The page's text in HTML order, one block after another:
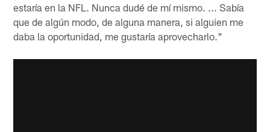
estaría en la NFL. Nunca dudé de mí mismo. ... Sabía
que de algún modo, de alguna manera, si alguien me
daba la oportunidad, me gustaría aprovecharlo."